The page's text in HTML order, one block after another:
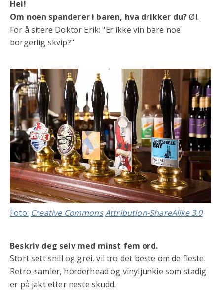
Hei!
Om noen spanderer i baren, hva drikker du?Øl.
For å sitere Doktor Erik: "Er ikke vin bare noe
borgerlig skvip?"
Foto: Creative CommonsAttribution-ShareAlike 3.0
Beskriv deg selv med minst fem ord.
Stort sett snill og grei, vil tro det beste om de fleste.
Retro-samler, horderhead og vinyljunkie som stadig
er på jakt etter neste skudd.